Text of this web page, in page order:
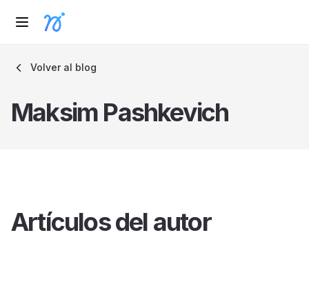
Volver al blog
Maksim Pashkevich
Artículos del autor